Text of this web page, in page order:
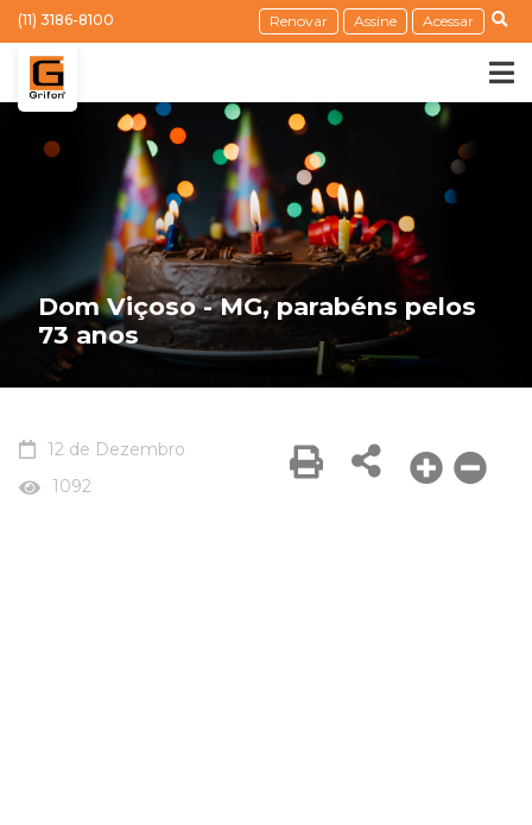
(11) 3186-8100 Renovar Assine Acessar
Dom Viçoso - MG, parabéns pelos
73 anos
12 de Dezembro
1092